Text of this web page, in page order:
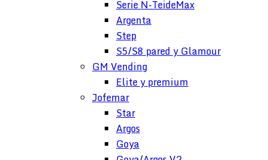
Serie N-TeideMax
Argenta
Step
S5/S8 pared y Glamour
GM Vending
Elite y premium
Jofemar
Star
Argos
Goya